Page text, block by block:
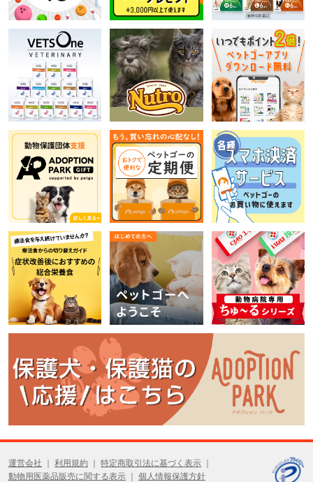
運営会社 利用規約
特定商取引法に基づく表示
動物用医薬品販売に関する表示
個人情報保護方針